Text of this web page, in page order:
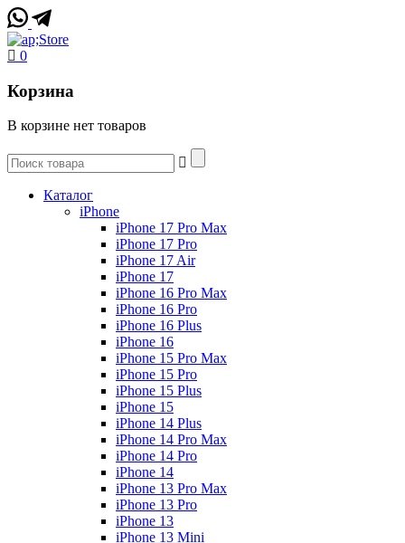
0
Корзина
В корзине нет товаров
Каталог
iPhone
iPhone 17 Pro Max
iPhone 17 Pro
iPhone 17 Air
iPhone 17
iPhone 16 Pro Max
iPhone 16 Pro
iPhone 16 Plus
iPhone 16
iPhone 15 Pro Max
iPhone 15 Pro
iPhone 15 Plus
iPhone 15
iPhone 14 Plus
iPhone 14 Pro Max
iPhone 14 Pro
iPhone 14
iPhone 13 Pro Max
iPhone 13 Pro
iPhone 13
iPhone 13 Mini